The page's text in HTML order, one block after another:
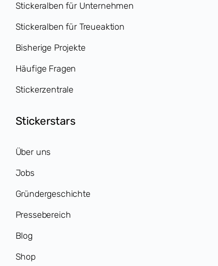
Stickeralben für Unternehmen
Stickeralben für Treueaktion
Bisherige Projekte
Häufige Fragen
Stickerzentrale
Stickerstars
Über uns
Jobs
Gründergeschichte
Pressebereich
Blog
Shop